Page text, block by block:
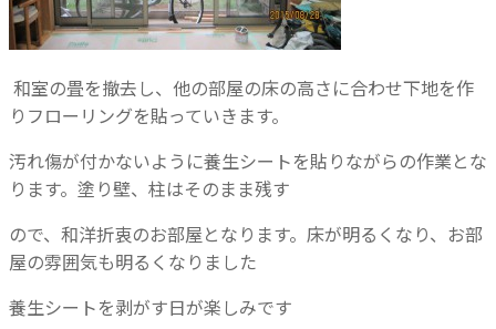
和室の畳を撤去し、他の部屋の床の高さに合わせ下地を作
りフローリングを貼っていきます。
汚れ傷が付かないように養生シートを貼りながらの作業とな
ります。塗り壁、柱はそのまま残す
ので、和洋折衷のお部屋となります。床が明るくなり、お部
屋の雰囲気も明るくなりました
養生シートを剥がす日が楽しみです